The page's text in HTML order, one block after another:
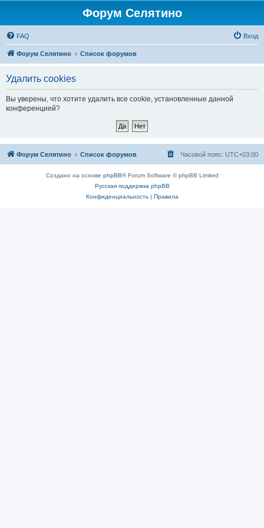
Форум Селятино
FAQ Вход
Форум Селятино Список форумов
Удалить cookies
Вы уверены, что хотите удалить все cookie, установленные данной
конференцией?
Форум Селятино Список форумов Часовой пояс: UTC+03:00
Создано на основе phpBB® Forum Software © phpBB Limited
Русская поддержка phpBB
Конфиденциальность| Правила